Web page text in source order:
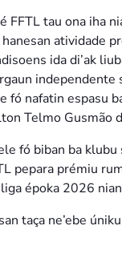
FFTL tau ona iha
atividade
ida di’ak
independente
fó nafatin espasu
Telmo Gusmão
fó biban ba
pepara prémiu
époka 2026
taça ne’ebe